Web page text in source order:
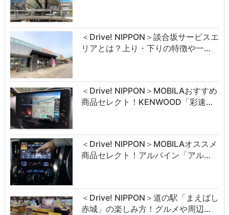
＜Drive! NIPPON＞談合坂サービスエ
リアとは？上り・下りの特徴や一…
＜Drive! NIPPON＞MOBILAおすすめ
商品セレクト！KENWOOD「彩速…
＜Drive! NIPPON＞MOBILAオススメ
商品セレクト！アルパイン「アル…
＜Drive! NIPPON＞道の駅「まえばし
赤城」の楽しみ方！グルメや周辺…